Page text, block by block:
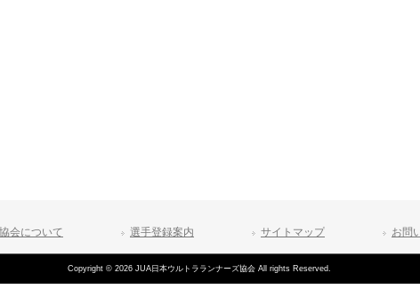
会について 選手登録案内 サイトマップ お問
Copyright © 2026 JUA日本ウルトラランナーズ協会 All rights Reserved.